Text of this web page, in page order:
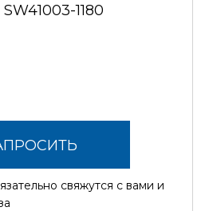
1180
свяжутся с вами и